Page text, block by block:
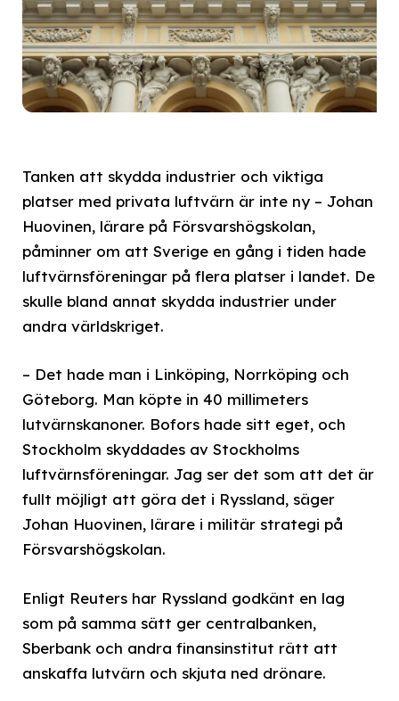
Tanken att skydda industrier och viktiga
platser med privata luftvärn är inte ny – Johan
Huovinen, lärare på Försvarshögskolan,
påminner om att Sverige en gång i tiden hade
luftvärnsföreningar på flera platser i landet. De
skulle bland annat skydda industrier under
andra världskriget.
– Det hade man i Linköping, Norrköping och
Göteborg. Man köpte in 40 millimeters
lutvärnskanoner. Bofors hade sitt eget, och
Stockholm skyddades av Stockholms
luftvärnsföreningar. Jag ser det som att det är
fullt möjligt att göra det i Ryssland, säger
Johan Huovinen, lärare i militär strategi på
Försvarshögskolan.
Enligt Reuters har Ryssland godkänt en lag
som på samma sätt ger centralbanken,
Sberbank och andra finansinstitut rätt att
anskaffa lutvärn och skjuta ned drönare.